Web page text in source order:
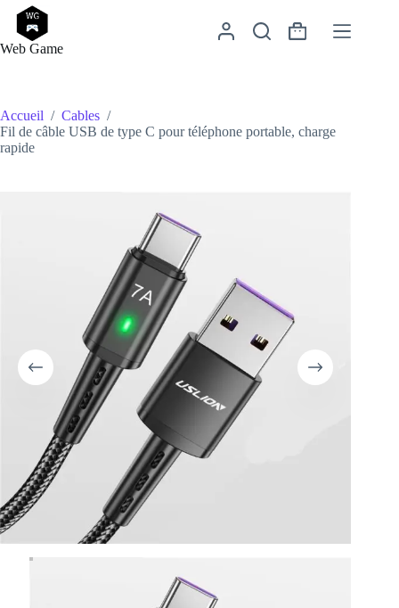
Passer
contenu
Web Game
Panier
Accueil / Cables /
Fil de câble USB de type C pour téléphone portable, charge
rapide